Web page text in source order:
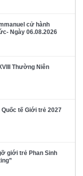
cử hành
Ngày 06.08.2026
Thường Niên
tế Giới trẻ 2027
giới trẻ Phan Sinh